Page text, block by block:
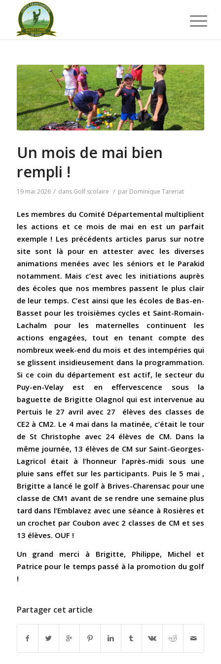
Un mois de mai bien
rempli !
19 mai 2026 / dans Golf scolaire / par Dominique Tareriat
Les membres du Comité Départemental multiplient
les actions et ce mois de mai en est un parfait
exemple ! Les précédents articles parus sur notre
site sont là pour en attester avec les diverses
animations menées avec les séniors et le Parakid
notamment. Mais c’est avec les initiations auprès
des écoles que nos membres passent le plus clair
de leur temps. C’est ainsi que les écoles de Bas-en-
Basset pour les troisièmes cycles et Saint-Romain-
Lachalm pour les maternelles continuent les
actions engagées, tout en tenant compte des
nombreux week-end du mois et des intempéries qui
se glissent insidieusement dans la programmation.
Si ce coin du département est actif, le secteur du
Puy-en-Velay est en effervescence sous la
baguette de Brigitte Olagnol qui est intervenue au
Pertuis le 27 avril avec 27 élèves des classes de
CE2 à CM2. Le 4 mai dans la matinée, c’était le tour
de St Christophe avec 24 élèves de CM. Dans la
même journée, 13 élèves de CM sur Saint-Georges-
Lagricol était à l’honneur l’après-midi sous une
pluie sans effet sur les participants. Puis le 5 mai ,
Brigitte a lancé le golf à Brives-Charensac pour une
classe de CM1 avant de se rendre une semaine plus
tard dans l’Emblavez avec une séance à Rosières et
un crochet par Coubon avec 2 classes de CM et ses
13 élèves. OUF !
Un grand merci à Brigitte, Philippe, Michel et
Patrice pour le temps passé à la promotion du golf
!
Partager cet article